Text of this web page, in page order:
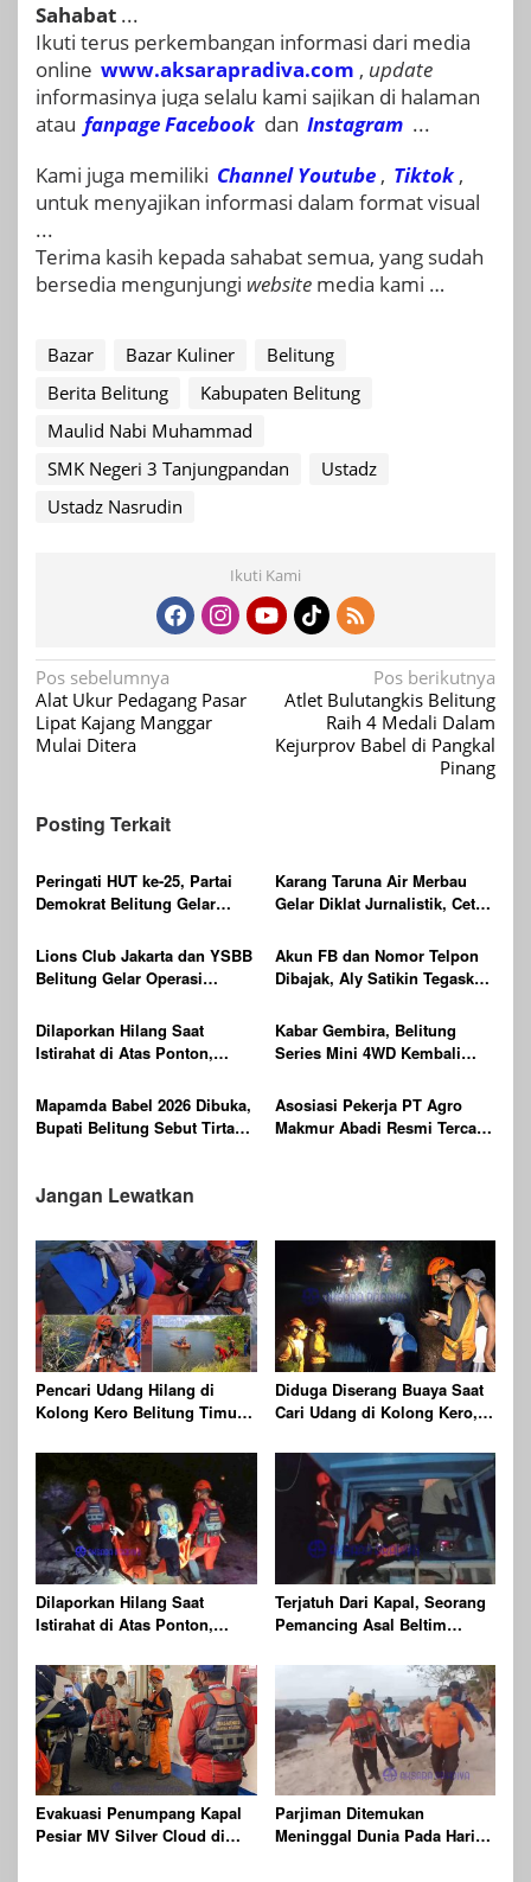
Sahabat ...
Ikuti terus perkembangan informasi dari media
online www.aksarapradiva.com , update
informasinya juga selalu kami sajikan di halaman
atau fanpageFacebook dan Instagram ...
Kami juga memiliki Channel Youtube , Tiktok ,
untuk menyajikan informasi dalam format visual
...
Terima kasih kepada sahabat semua, yang sudah
bersedia mengunjungi website media kami …
Bazar Bazar Kuliner
Belitung
Berita Belitung
Kabupaten Belitung
Maulid Nabi Muhammad
SMK Negeri 3 Tanjungpandan
Ustadz
Ustadz Nasrudin
Ikuti Kami
Navigasi
pos
Pos sebelumnya
Alat Ukur Pedagang Pasar
Lipat Kajang Manggar
Mulai Ditera
Pos berikutnya
Atlet Bulutangkis Belitung
Raih 4 Medali Dalam
Kejurprov Babel di Pangkal
Pinang
Posting Terkait
Peringati HUT ke-25, Partai
Demokrat Belitung Gelar
Indonesia ASRI
Karang Taruna Air Merbau
Gelar Diklat Jurnalistik, Cetak
Digital
Lions Club Jakarta dan YSBB
Belitung Gelar Operasi
Laser, Targetkan 100 Peserta
Akun FB dan Nomor Telpon
Dibajak, Aly Satikin Tegaskan
Dilaporkan Hilang Saat
Istirahat di Atas Ponton,
Bernyawa
Kabar Gembira, Belitung
Series Mini 4WD Kembali
Mapamda Babel 2026 Dibuka,
Bupati Belitung Sebut Tirta
Asosiasi Pekerja PT Agro
Makmur Abadi Resmi Tercatat
Jangan Lewatkan
Pencari Udang Hilang di
Kolong Kero Belitung Timur,
Usai Diserang Buaya Muara
Diduga Diserang Buaya Saat
Cari Udang di Kolong Kero,
Dilaporkan Hilang
Dilaporkan Hilang Saat
Istirahat di Atas Ponton,
Bernyawa
Terjatuh Dari Kapal, Seorang
Pemancing Asal Beltim
Gabungan
Evakuasi Penumpang Kapal
Pesiar MV Silver Cloud di
Parjiman Ditemukan
Meninggal Dunia Pada Hari